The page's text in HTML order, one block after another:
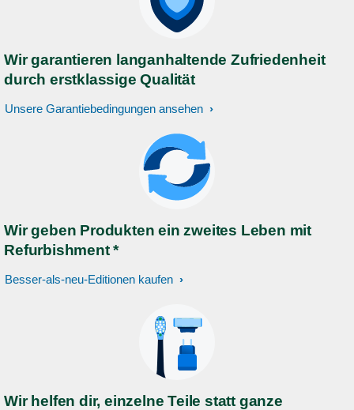
Wir garantieren langanhaltende Zufriedenheit
durch erstklassige Qualität
Unsere Garantiebedingungen ansehen
Wir geben Produkten ein zweites Leben mit
Refurbishment *
Besser-als-neu-Editionen kaufen
Wir helfen dir, einzelne Teile statt ganze